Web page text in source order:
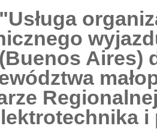
(Buenos Aires)
i